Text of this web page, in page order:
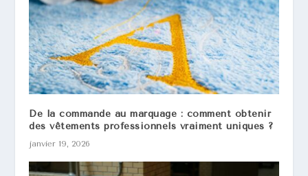
De la commande au marquage : comment obtenir
des vêtements professionnels vraiment uniques ?
janvier 19, 2026